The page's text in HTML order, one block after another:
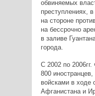
обвиняемых
преступлениях,
на стороне
на бессрочно
в заливе
города.
С 2002 по
800
войсками в ходе
Афганистана и